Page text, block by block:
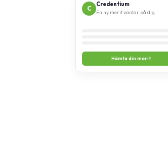
C
Credentium
En ny merit väntar på dig
Hämta din merit